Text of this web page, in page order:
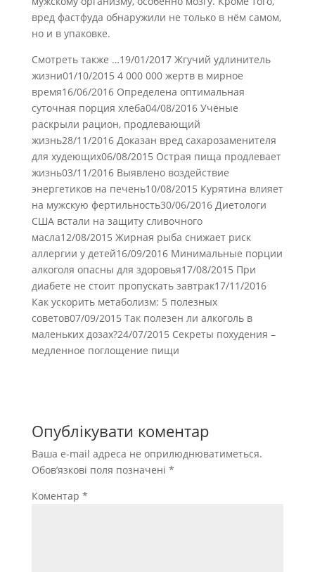
вред фастфуда обнаружили не только в нём самом,
но и в упаковке.
Смотреть также …19/01/2017 Жгучий удлинитель
жизни01/10/2015 4 000 000 жертв в мирное
время16/06/2016 Определена оптимальная
суточная порция хлеба04/08/2016 Учёные
раскрыли рацион, продлевающий
жизнь28/11/2016 Доказан вред сахарозаменителя
для худеющих06/08/2015 Острая пища продлевает
жизнь03/11/2016 Выявлено воздействие
энергетиков на печень10/08/2015 Курятина влияет
на мужскую фертильность30/06/2016 Диетологи
США встали на защиту сливочного
масла12/08/2015 Жирная рыба снижает риск
аллергии у детей16/09/2016 Минимальные порции
алкоголя опасны для здоровья17/08/2015 При
диабете не стоит пропускать завтрак17/11/2016
Как ускорить метаболизм: 5 полезных
советов07/09/2015 Так полезен ли алкоголь в
маленьких дозах?24/07/2015 Секреты похудения –
медленное поглощение пищи
Опублікувати коментар
Ваша e-mail адреса не оприлюднюватиметься.
Обов’язкові поля позначені *
Коментар *